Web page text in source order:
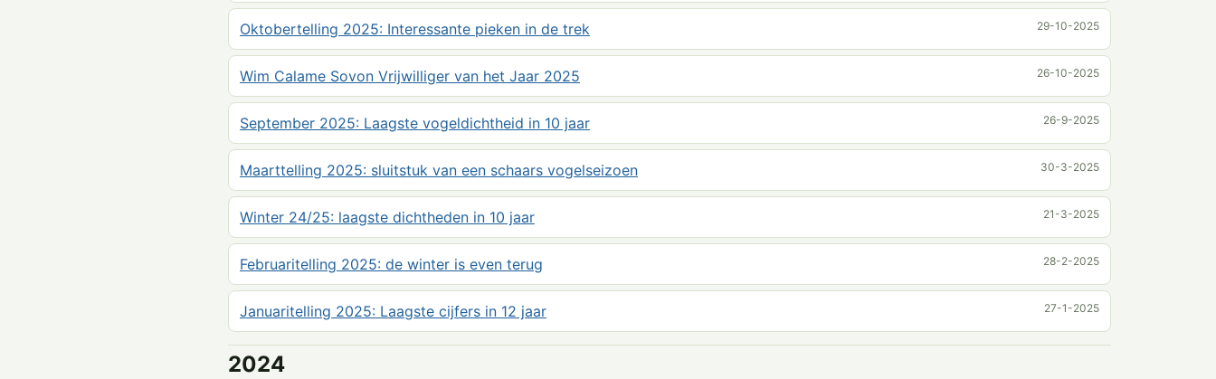
Oktobertelling 2025: Interessante pieken in de trek 29-10-2025
Wim Calame Sovon Vrijwilliger van het Jaar 2025 26-10-2025
September 2025: Laagste vogeldichtheid in 10 jaar 26-9-2025
Maarttelling 2025: sluitstuk van een schaars vogelseizoen 30-3-2025
Winter 24/25: laagste dichtheden in 10 jaar 21-3-2025
Februaritelling 2025: de winter is even terug 28-2-2025
Januaritelling 2025: Laagste cijfers in 12 jaar 27-1-2025
2024